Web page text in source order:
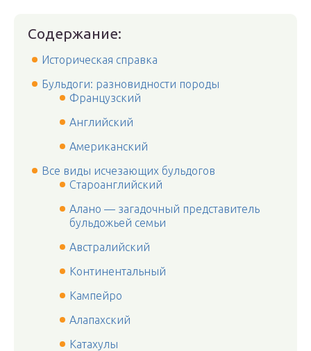
Содержание:
Историческая справка
Бульдоги: разновидности породы
Французский
Английский
Американский
Все виды исчезающих бульдогов
Староанглийский
Алано — загадочный представитель
бульдожьей семьи
Австралийский
Континентальный
Кампейро
Алапахский
Катахулы